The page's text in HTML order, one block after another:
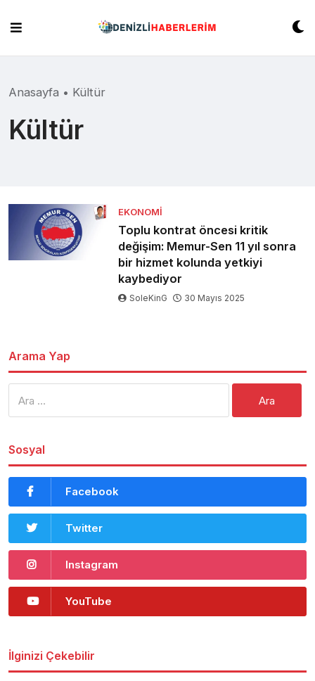
content
Anasayfa • Kültür
Kültür
EKONOMI
Toplu kontrat öncesi kritik
değişim: Memur-Sen 11 yıl sonra
bir hizmet kolunda yetkiyi
kaybediyor
SoleKinG 30 Mayıs 2025
Arama Yap
Sosyal
Facebook
Twitter
Instagram
YouTube
İlginizi Çekebilir